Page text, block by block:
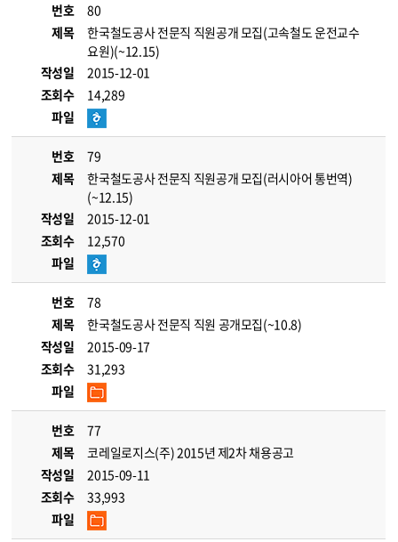
번호
80
제목
한국철도공사 전문직 직원공개 모집(고속철도 운전교수
요원)(~12.15)
작성일
2015-12-01
조회수
14,289
파일
번호
79
제목
한국철도공사 전문직 직원공개 모집(러시아어 통번역)
(~12.15)
작성일
2015-12-01
조회수
12,570
파일
번호
78
제목
한국철도공사 전문직 직원 공개모집(~10.8)
작성일
2015-09-17
조회수
31,293
파일
번호
77
제목
코레일로지스(주) 2015년 제2차 채용공고
작성일
2015-09-11
조회수
33,993
파일